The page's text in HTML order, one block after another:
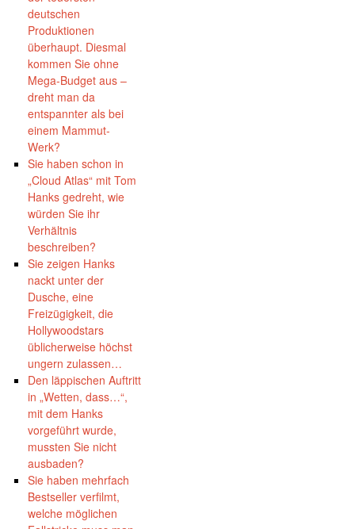
deutschen
Produktionen
überhaupt. Diesmal
kommen Sie ohne
Mega-Budget aus –
dreht man da
entspannter als bei
einem Mammut-
Werk?
Sie haben schon in
„Cloud Atlas“ mit Tom
Hanks gedreht, wie
würden Sie ihr
Verhältnis
beschreiben?
Sie zeigen Hanks
nackt unter der
Dusche, eine
Freizügigkeit, die
Hollywoodstars
üblicherweise höchst
ungern zulassen…
Den läppischen Auftritt
in „Wetten, dass…“,
mit dem Hanks
vorgeführt wurde,
mussten Sie nicht
ausbaden?
Sie haben mehrfach
Bestseller verfilmt,
welche möglichen